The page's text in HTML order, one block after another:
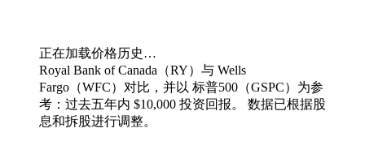
正在加载价格历史…
Royal Bank of Canada（RY）与 Wells
Fargo（WFC）对比，并以 标普500（GSPC）为参
考：过去五年内 $10,000 投资回报。
数据已根据股
息和拆股进行调整。